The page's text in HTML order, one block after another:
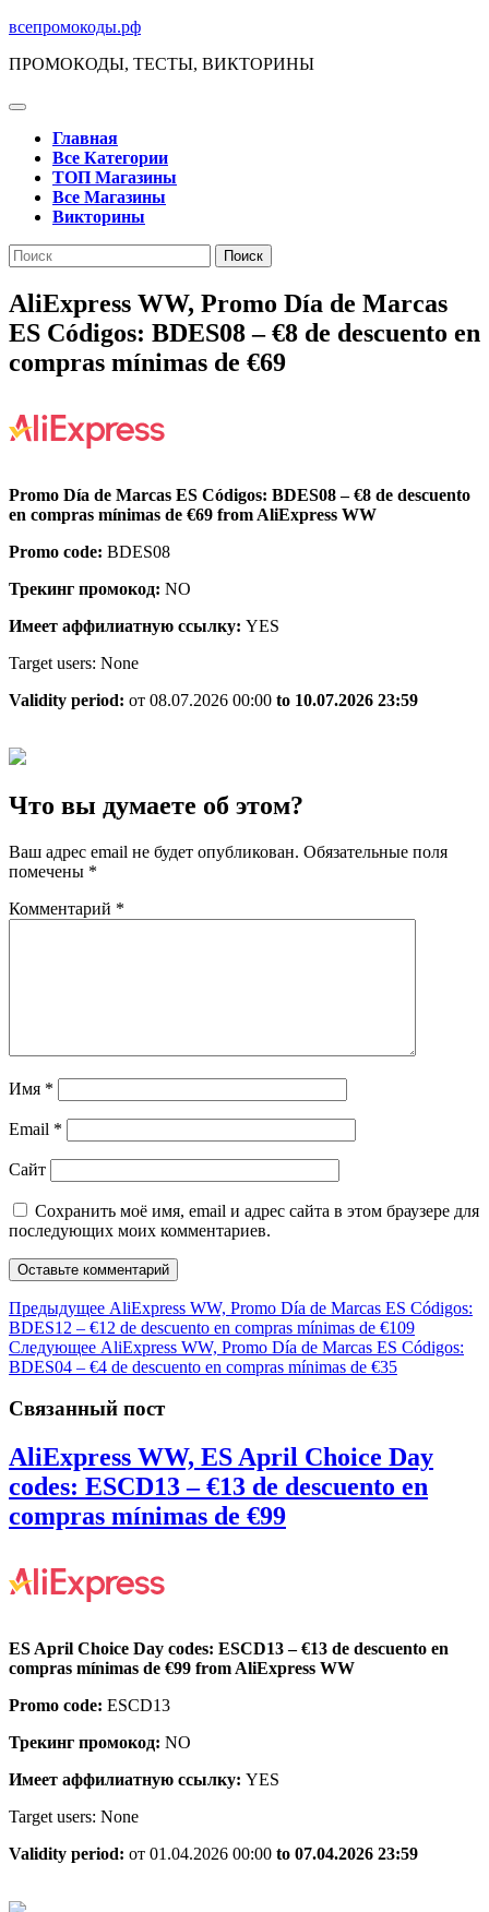
Перейти
содержимому
всепромокоды.рф
ПРОМОКОДЫ, ТЕСТЫ, ВИКТОРИНЫ
Кнопка
ОткрытьГлавная
Все Категории
ТОП Магазины
Все Магазины
Викторины
Кнопка
Закрыть
Поиск
по:
AliExpress WW, Promo Día de Marcas
ES Códigos: BDES08 – €8 de descuento en
compras mínimas de €69
Promo Día de Marcas ES Códigos: BDES08 – €8 de descuento
en compras mínimas de €69 from AliExpress WW
Promo code: BDES08
Трекинг промокод: NO
Имеет аффилиатную ссылку: YES
Target users: None
Validity period: от 08.07.2026 00:00 to 10.07.2026 23:59
Что вы думаете об этом?
Ваш адрес email не будет опубликован. Обязательные поля
помечены *
Комментарий *
Имя *
Email *
Сайт
Сохранить моё имя, email и адрес сайта в этом браузере для
последующих моих комментариев.
Навигация
по
записям
Предыдущее Предыдущая
запись:
AliExpress WW, Promo Día de Marcas ES Códigos:
BDES12 – €12 de descuento en compras mínimas de €109
Следующее Следующая
запись:
AliExpress WW, Promo Día de Marcas ES Códigos:
BDES04 – €4 de descuento en compras mínimas de €35
Связанный пост
AliExpress WW, ES April Choice Day
codes: ESCD13 – €13 de descuento en
compras mínimas de €99AliExpress
Day
en
ES April Choice Day codes: ESCD13 – €13 de descuento en
compras mínimas de €99 from AliExpress WW
Promo code: ESCD13
Трекинг промокод: NO
Имеет аффилиатную ссылку: YES
Target users: None
Validity period: от 01.04.2026 00:00 to 07.04.2026 23:59